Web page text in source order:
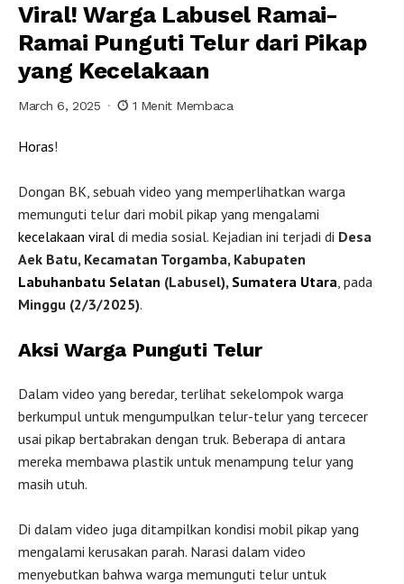
Viral! Warga Labusel Ramai-
Ramai Punguti Telur dari Pikap
yang Kecelakaan
March 6, 2025 1 Menit Membaca
Horas!
Dongan BK, sebuah video yang memperlihatkan warga
memunguti telur dari mobil pikap yang mengalami
kecelakaan viral di media sosial. Kejadian ini terjadi di Desa
Aek Batu, Kecamatan Torgamba, Kabupaten
Labuhanbatu Selatan (Labusel), Sumatera Utara, pada
Minggu (2/3/2025).
Aksi Warga Punguti Telur
Dalam video yang beredar, terlihat sekelompok warga
berkumpul untuk mengumpulkan telur-telur yang tercecer
usai pikap bertabrakan dengan truk. Beberapa di antara
mereka membawa plastik untuk menampung telur yang
masih utuh.
Di dalam video juga ditampilkan kondisi mobil pikap yang
mengalami kerusakan parah. Narasi dalam video
menyebutkan bahwa warga memunguti telur untuk